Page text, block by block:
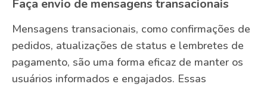
Faça envio de mensagens transacionais
Mensagens transacionais, como confirmações de
pedidos, atualizações de status e lembretes de
pagamento, são uma forma eficaz de manter os
usuários informados e engajados. Essas